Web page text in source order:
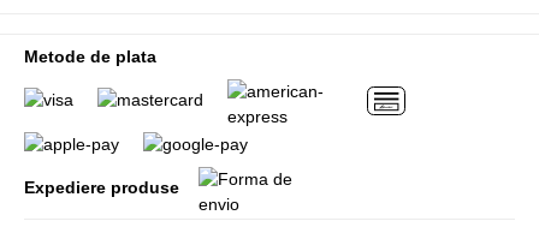
Metode de plata
Expediere produse